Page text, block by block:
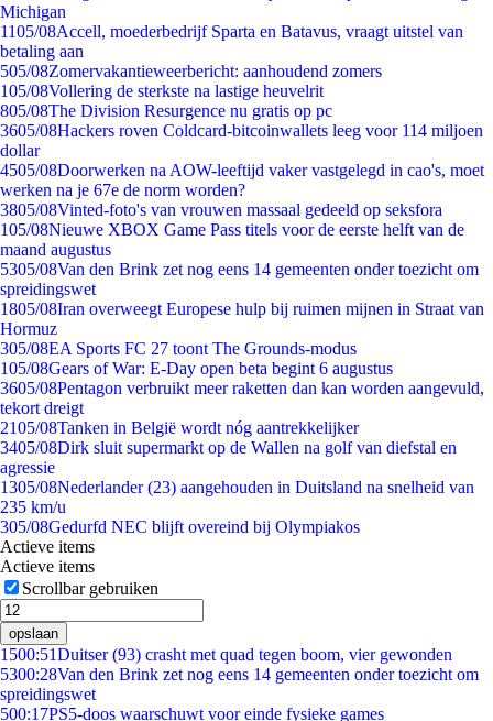
Michigan
1105/08Accell, moederbedrijf Sparta en Batavus, vraagt uitstel van
betaling aan
505/08Zomervakantieweerbericht: aanhoudend zomers
105/08Vollering de sterkste na lastige heuvelrit
805/08The Division Resurgence nu gratis op pc
3605/08Hackers roven Coldcard-bitcoinwallets leeg voor 114 miljoen
dollar
4505/08Doorwerken na AOW-leeftijd vaker vastgelegd in cao's, moet
werken na je 67e de norm worden?
3805/08Vinted-foto's van vrouwen massaal gedeeld op seksfora
105/08Nieuwe XBOX Game Pass titels voor de eerste helft van de
maand augustus
5305/08Van den Brink zet nog eens 14 gemeenten onder toezicht om
spreidingswet
1805/08Iran overweegt Europese hulp bij ruimen mijnen in Straat van
Hormuz
305/08EA Sports FC 27 toont The Grounds-modus
105/08Gears of War: E-Day open beta begint 6 augustus
3605/08Pentagon verbruikt meer raketten dan kan worden aangevuld,
tekort dreigt
2105/08Tanken in België wordt nóg aantrekkelijker
3405/08Dirk sluit supermarkt op de Wallen na golf van diefstal en
agressie
1305/08Nederlander (23) aangehouden in Duitsland na snelheid van
235 km/u
305/08Gedurfd NEC blijft overeind bij Olympiakos
Actieve items
Actieve items
Scrollbar gebruiken
opslaan
1500:51Duitser (93) crasht met quad tegen boom, vier gewonden
5300:28Van den Brink zet nog eens 14 gemeenten onder toezicht om
spreidingswet
500:17PS5-doos waarschuwt voor einde fysieke games